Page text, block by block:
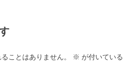
ことはありません。 ※ が付いている